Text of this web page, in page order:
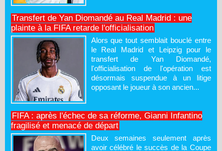
Transfert de Yan Diomandé au Real Madrid : une
plainte à la FIFA retarde l'officialisation
Alors que tout semblait bouclé entre
le Real Madrid et Leipzig pour le
transfert de Yan Diomandé,
l'officialisation de l'opération est
désormais suspendue à un litige
opposant le joueur à son ancien...
FIFA : après l'échec de sa réforme, Gianni Infantino
fragilisé et menacé de départ
Deux semaines seulement après
avoir célébré le succès de la Coupe